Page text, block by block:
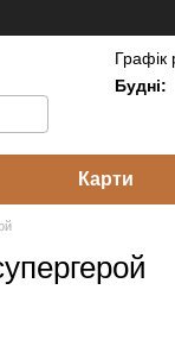
Графік
Будні:
Карти